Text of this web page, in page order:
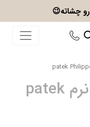
رو چشاته😉
عینک طبی گربه ای نرم patek